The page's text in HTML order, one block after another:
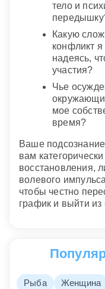
тело и
Какую
конфликт
надеясь,
участия?
Чье
мое
время?
Ваше подсознание
вам
восстановления,
волевого
чтобы честно
график и выйти из
Рыба Женщина